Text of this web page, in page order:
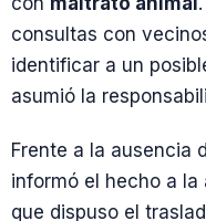
consultas con
identificar a un
asumió la
Frente a la ausencia
informó el hecho a la
que dispuso el